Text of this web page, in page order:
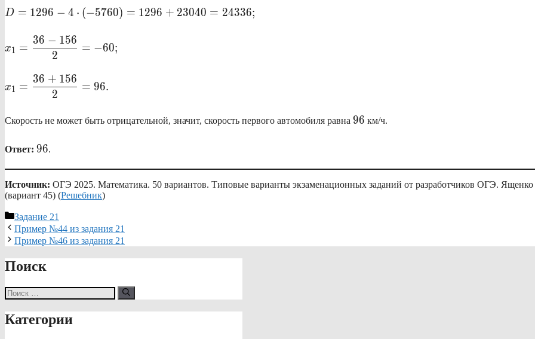
5760=0;
D=1296-4 \cdot
(-5760)=1296+23040=24336;
D = 1296 − 4 ⋅ (−5760) = 1296 + 23040 = 24336;
\displaystyle
x_1=\frac{36-
x1 =
2
36 − 156
= −60;
\displaystyle
x_1=\frac{36+156}
x1 =
2
36 + 156
= 96.
Скорость не может быть отрицательной, значит, скорость первого автомобиля равна 96
96 км/ч.
Ответ: 96
96.
Источник: ОГЭ 2025. Математика. 50 вариантов. Типовые варианты экзаменационных заданий от разработчиков ОГЭ.
(вариант 45) (Решебник)
Рубрики
Задание 21
Пример №44 из задания 21
Пример №46 из задания 21
Поиск
Поиск:
Категории